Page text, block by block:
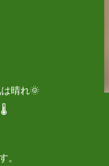
晴れ🌞
。